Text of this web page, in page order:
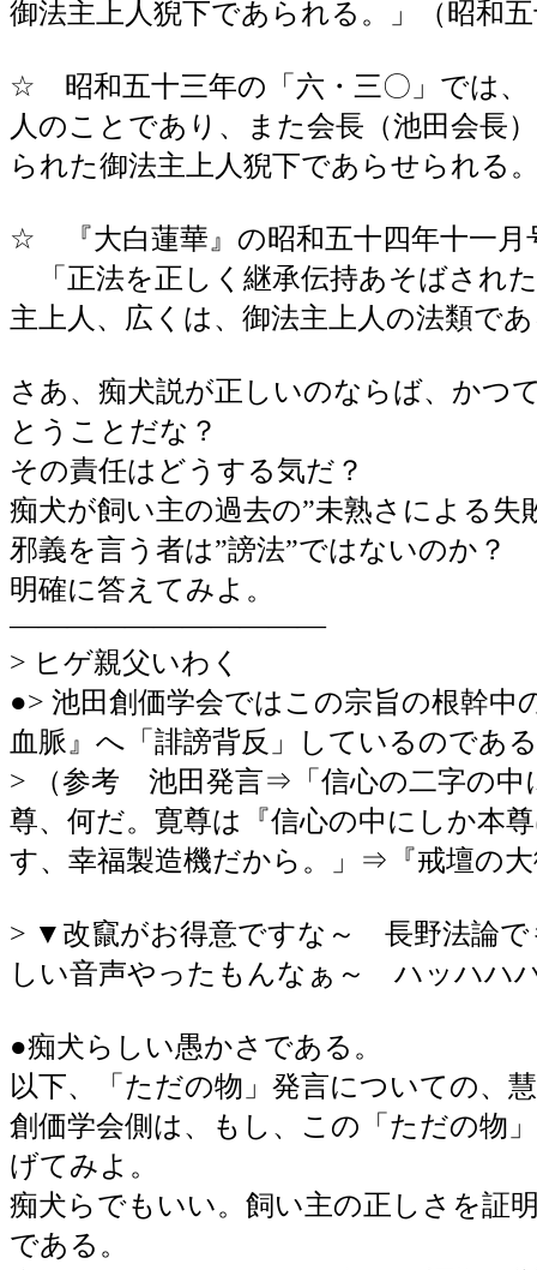
御法主上人猊下であられる。」（昭和
☆ 昭和五十三年の「六・三〇」では、
人のことであり、また会長（池田会長
られた御法主上人猊下であらせられる
☆ 『大白蓮華』の昭和五十四年十一月
「正法を正しく継承伝持あそばされ
主上人、広くは、御法主上人の法類で
さあ、痴犬説が正しいのならば、かつ
とうことだな？
その責任はどうする気だ？
痴犬が飼い主の過去の”未熟さによる
邪義を言う者は”謗法”ではないのか？
明確に答えてみよ。
―――――――――――
> ヒゲ親父いわく
●> 池田創価学会ではこの宗旨の根幹中
血脈』へ「誹謗背反」しているのであ
> （参考 池田発言⇒「信心の二字の中
尊、何だ。寛尊は『信心の中にしか本
す、幸福製造機だから。」⇒『戒壇の
> ▼改竄がお得意ですな～ 長野法論で
しい音声やったもんなぁ～ ハッハハ
●痴犬らしい愚かさである。
以下、「ただの物」発言についての、
創価学会側は、もし、この「ただの物
げてみよ。
痴犬らでもいい。飼い主の正しさを証
である。